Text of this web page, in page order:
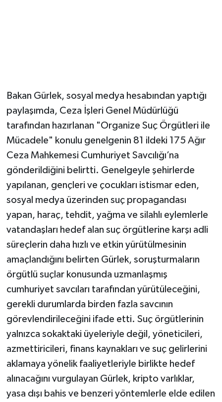
Bakan Gürlek, sosyal medya hesabından yaptığı
paylaşımda, Ceza İşleri Genel Müdürlüğü
tarafından hazırlanan "Organize Suç Örgütleri ile
Mücadele" konulu genelgenin 81 ildeki 175 Ağır
Ceza Mahkemesi Cumhuriyet Savcılığı’na
gönderildiğini belirtti. Genelgeyle şehirlerde
yapılanan, gençleri ve çocukları istismar eden,
sosyal medya üzerinden suç propagandası
yapan, haraç, tehdit, yağma ve silahlı eylemlerle
vatandaşları hedef alan suç örgütlerine karşı adli
süreçlerin daha hızlı ve etkin yürütülmesinin
amaçlandığını belirten Gürlek, soruşturmaların
örgütlü suçlar konusunda uzmanlaşmış
cumhuriyet savcıları tarafından yürütüleceğini,
gerekli durumlarda birden fazla savcının
görevlendirileceğini ifade etti. Suç örgütlerinin
yalnızca sokaktaki üyeleriyle değil, yöneticileri,
azmettiricileri, finans kaynakları ve suç gelirlerini
aklamaya yönelik faaliyetleriyle birlikte hedef
alınacağını vurgulayan Gürlek, kripto varlıklar,
yasa dışı bahis ve benzeri yöntemlerle elde edilen